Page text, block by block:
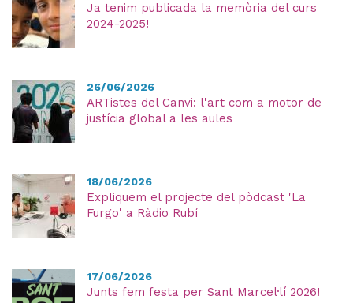
Ja tenim publicada la memòria del curs
2024-2025!
26/06/2026
ARTistes del Canvi: l'art com a motor de
justícia global a les aules
18/06/2026
Expliquem el projecte del pòdcast 'La
Furgo' a Ràdio Rubí
17/06/2026
Junts fem festa per Sant Marcel·lí 2026!